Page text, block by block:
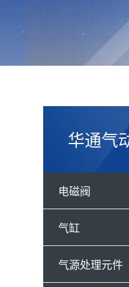
华通气
电磁阀
气缸
气源处理元件